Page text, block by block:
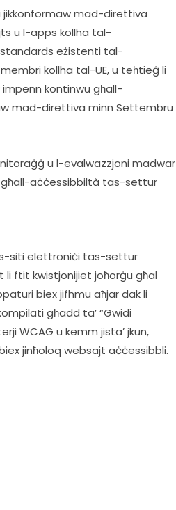
jikkonformaw mad-direttiva
u l-apps kollha tal-
eżistenti tal-
kollha tal-UE, u teħtieġ li
kontinwu għall-
mad-direttiva minn Settembru
u l-evalwazzjoni madwar
għall-aċċessibbiltà tas-settur
s-siti elettroniċi tas-settur
li ftit kwistjonijiet joħorġu għal
biex jifhmu aħjar dak li
għadd ta’ “Gwidi
WCAG u kemm jista’ jkun,
jinħoloq websajt aċċessibbli.